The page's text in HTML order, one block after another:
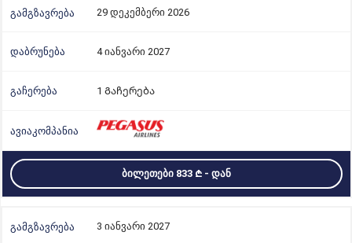
29 დეკემბერი 2026
4 იანვარი 2027
1 Გაჩერება
ᲑᲘᲚᲔᲗᲔᲑᲘ 833 - ᲓᲐᲜ
3 იანვარი 2027